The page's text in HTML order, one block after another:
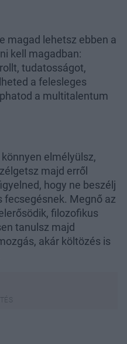
magad lehetsz ebben a
kell magadban:
tudatosságot,
a felesleges
a multitalentum
elmélyülsz,
majd erről
hogy ne beszélj
fecsegésnek. Megnő az
filozofikus
tanulsz majd
akár költözés is